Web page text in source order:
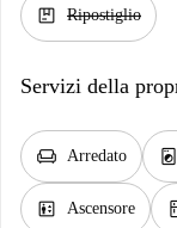
package Ripostiglio
Servizi della
chair Arredato local_laundry_service
elevator Ascensore